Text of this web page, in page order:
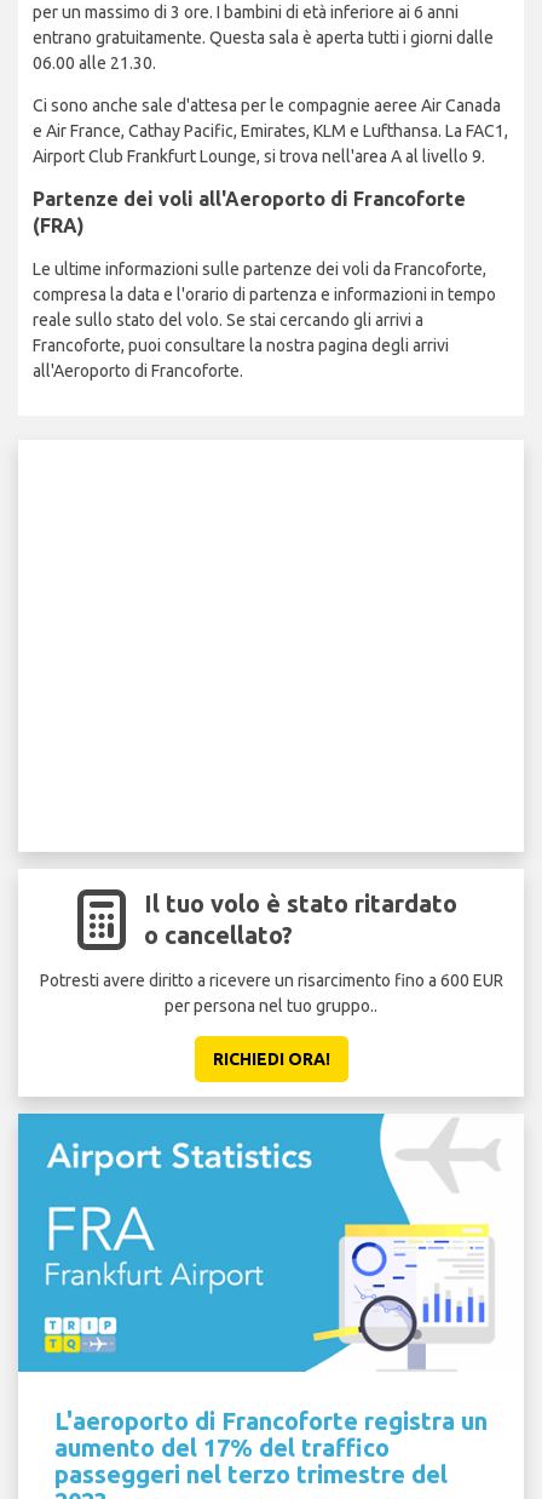
per un massimo di 3 ore. I bambini di età inferiore ai 6 anni
entrano gratuitamente. Questa sala è aperta tutti i giorni dalle
06.00 alle 21.30.
Ci sono anche sale d'attesa per le compagnie aeree Air Canada
e Air France, Cathay Pacific, Emirates, KLM e Lufthansa. La FAC1,
Airport Club Frankfurt Lounge, si trova nell'area A al livello 9.
Partenze dei voli all'Aeroporto di Francoforte
(FRA)
Le ultime informazioni sulle partenze dei voli da Francoforte,
compresa la data e l'orario di partenza e informazioni in tempo
reale sullo stato del volo. Se stai cercando gli arrivi a
Francoforte, puoi consultare la nostra pagina degli arrivi
all'Aeroporto di Francoforte.
Il tuo volo è stato ritardato
o cancellato?
Potresti avere diritto a ricevere un risarcimento fino a 600 EUR
per persona nel tuo gruppo..
RICHIEDI ORA!
L'aeroporto di Francoforte registra un
aumento del 17% del traffico
passeggeri nel terzo trimestre del